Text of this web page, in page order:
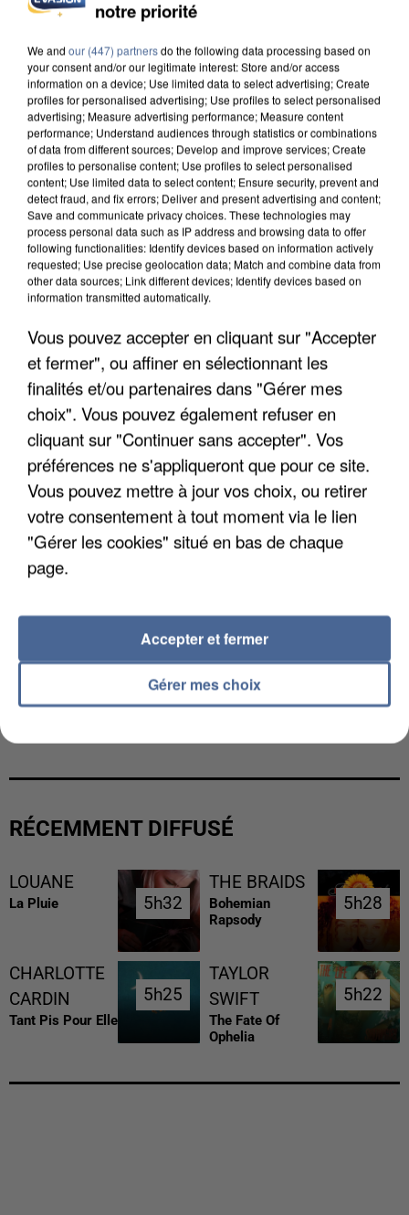
INCENDIES : L’ÎLE-DE-FRANCE LANCE UN ÉLAN
DE SOLIDARITÉ AVEC LES...
APRÈS TOUTES CES CANICULES, LES REFUGES
DE FAUNE SAUVAGE SONT...
L’UN DES FONDATEURS SUPPOSÉS DE LA DZ
RÉCEMMENT DIFFUSÉ
LOUANE
La Pluie 5h32
5h32
THE BRAIDS
Bohemian
Rapsody
5h28
5h28
CHARLOTTE
CARDIN
Tant Pis Pour Elle
5h25
5h25
TAYLOR
SWIFT
The Fate Of
Ophelia
5h22
5h22
notre priorité
We and our (447) partnersdo the following data processing based on
your consent and/or our legitimate interest: Store and/or access
information on a device; Use limited data to select advertising; Create
profiles for personalised advertising; Use profiles to select personalised
advertising; Measure advertising performance; Measure content
performance; Understand audiences through statistics or combinations
of data from different sources; Develop and improve services; Create
profiles to personalise content; Use profiles to select personalised
content; Use limited data to select content; Ensure security, prevent and
detect fraud, and fix errors; Deliver and present advertising and content;
Save and communicate privacy choices. These technologies may
process personal data such as IP address and browsing data to offer
following functionalities: Identify devices based on information actively
requested; Use precise geolocation data; Match and combine data from
other data sources; Link different devices; Identify devices based on
information transmitted automatically.
Vous pouvez accepter en cliquant sur "Accepter
et fermer", ou affiner en sélectionnant les
finalités et/ou partenaires dans "Gérer mes
choix". Vous pouvez également refuser en
cliquant sur "Continuer sans accepter". Vos
préférences ne s'appliqueront que pour ce site.
Vous pouvez mettre à jour vos choix, ou retirer
votre consentement à tout moment via le lien
"Gérer les cookies" situé en bas de chaque
page.
Gérer mes choix
Accepter et fermer